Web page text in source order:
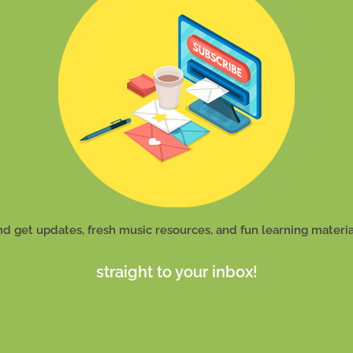
get updates, fresh music resources, and fun learning
straight to your inbox!